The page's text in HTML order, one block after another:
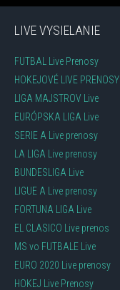
LIVE VYSIELANIE
FUTBAL Live Prenosy
HOKEJOVÉ LIVE PRENOSY
LIGA MAJSTROV Live
EURÓPSKA LIGA Live
SERIE A Live prenosy
LA LIGA Live prenosy
BUNDESLIGA Live
LIGUE A Live prenosy
FORTUNA LIGA Live
EL CLASICO Live prenos
MS vo FUTBALE Live
EURO 2020 Live prenosy
HOKEJ Live Prenosy